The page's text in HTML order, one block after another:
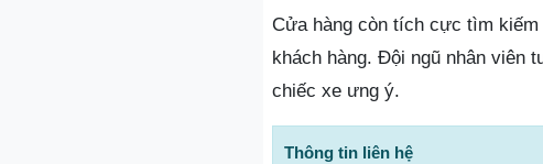
Cửa hàng còn tích cực tìm
khách hàng. Đội ngũ nhân viên
chiếc xe ưng ý.
Thông tin liên hệ